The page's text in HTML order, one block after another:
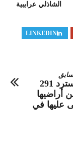
الشاذلي عرايبية
LINKEDIN
الدولة تسترد 291
أراضيها
عليها في